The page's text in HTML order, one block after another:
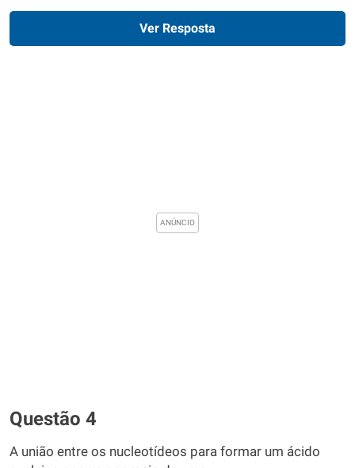
Ver Resposta
Questão 4
A união entre os nucleotídeos para formar um ácido